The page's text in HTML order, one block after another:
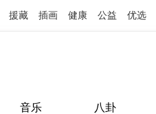
援藏 插画 健康 公益 优选
音乐 八卦